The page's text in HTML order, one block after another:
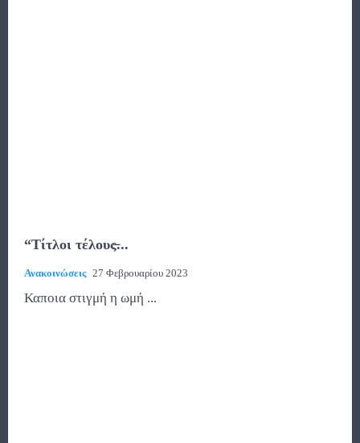
“Τίτλοι τέλους̶...
Ανακοινώσεις 27 Φεβρουαρίου 2023
Καποια στιγμή η ωμή ...